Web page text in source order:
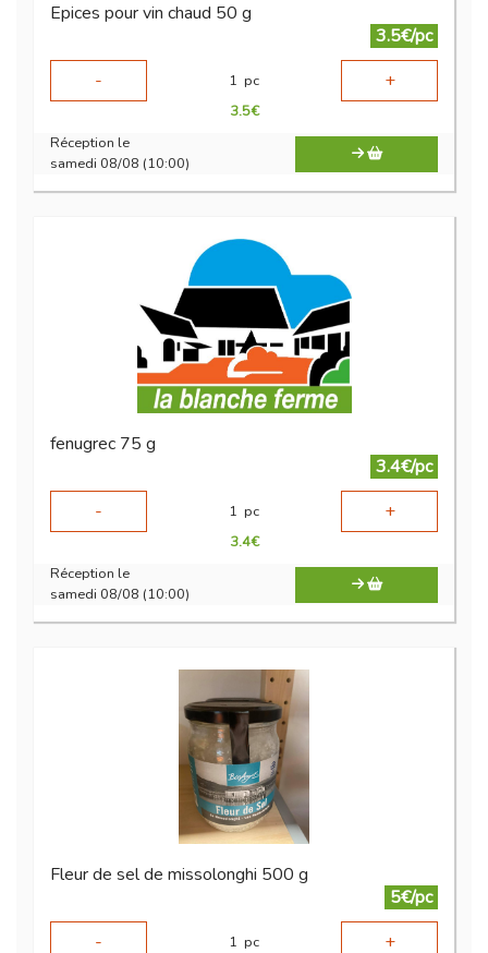
Epices pour vin chaud 50 g
3.5€/pc
-
1 pc +
3.5€
Réception le
samedi 08/08 (10:00)
fenugrec 75 g
3.4€/pc
-
1 pc +
3.4€
Réception le
samedi 08/08 (10:00)
Fleur de sel de missolonghi 500 g
5€/pc
-
1 pc +